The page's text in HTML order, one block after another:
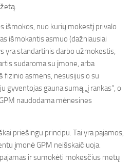
išmokos, nuo kurių mokestį privalo
išmokantis asmuo (dažniausiai
yra standartinis darbo užmokestis,
sudaroma su įmone, arba
fizinio asmens, nesusijusio su
gyventojas gauna sumą „į rankas“, o
naudodama mėnesines
priešingu principu. Tai yra pajamos,
įmonė GPM neišskaičiuoja.
ir sumokėti mokesčius metų